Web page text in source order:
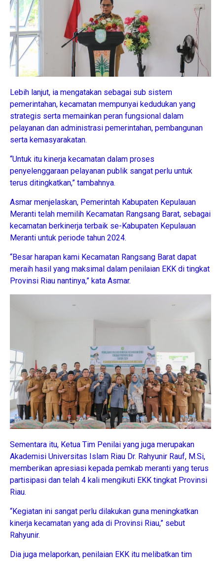
Lebih lanjut, ia mengatakan sebagai sub sistem
pemerintahan, kecamatan mempunyai kedudukan yang
strategis serta memainkan peran fungsional dalam
pelayanan dan administrasi pemerintahan, pembangunan
serta kemasyarakatan.
“Untuk itu kinerja kecamatan dalam proses
penyelenggaraan pelayanan publik sangat perlu untuk
terus ditingkatkan,” tambahnya.
Asmar menjelaskan, Pemerintah Kabupaten Kepulauan
Meranti telah memilih Kecamatan Rangsang Barat, sebagai
kecamatan berkinerja terbaik se-Kabupaten Kepulauan
Meranti untuk periode tahun 2024.
“Besar harapan kami Kecamatan Rangsang Barat dapat
meraih hasil yang maksimal dalam penilaian EKK di tingkat
Provinsi Riau nantinya,” kata Asmar.
Sementara itu, Ketua Tim Penilai yang juga merupakan
Akademisi Universitas Islam Riau Dr. Rahyunir Rauf, M.Si,
memberikan apresiasi kepada pemkab meranti yang terus
partisipasi dan telah 4 kali mengikuti EKK tingkat Provinsi
Riau.
“Kegiatan ini sangat perlu dilakukan guna meningkatkan
kinerja kecamatan yang ada di Provinsi Riau,” sebut
Rahyunir.
Dia juga melaporkan, penilaian EKK itu melibatkan tim